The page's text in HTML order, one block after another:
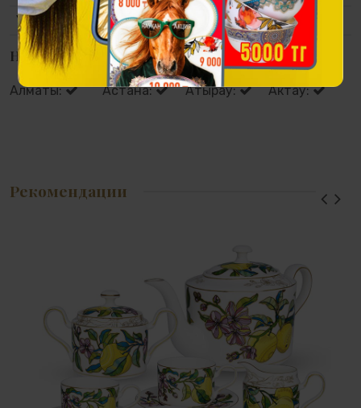
Упаковка
Транспортировочная упаковка.
Наличие в магазинах
Алматы: Астана: Атырау: Актау:
Рекомендации